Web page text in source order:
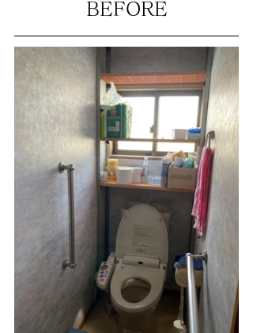
BEFORE